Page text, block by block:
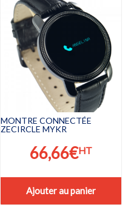
MONTRE CONNECTÉE
ZECIRCLE MYKR
66,66€HT
Ajouter au panier